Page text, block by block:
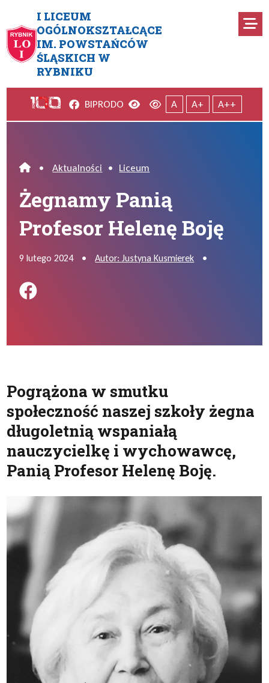
I LICEUM
OGÓLNOKSZTAŁCĄCE
IM. POWSTAŃCÓW
ŚLĄSKICH W
RYBNIKU
Żegnamy Panią Profesor
Facebook
BIPRODO Wersja kontrastowa
Wersja domyślna
A A+ A++
Home
• Aktualności • Liceum
Żegnamy Panią
Profesor Helenę Boję
9 lutego 2024 • Autor: Justyna Kusmierek •
Podziel się na FB
Pogrążona w smutku
społeczność naszej szkoły żegna
długoletnią wspaniałą
nauczycielkę i wychowawcę,
Panią Profesor Helenę Boję.